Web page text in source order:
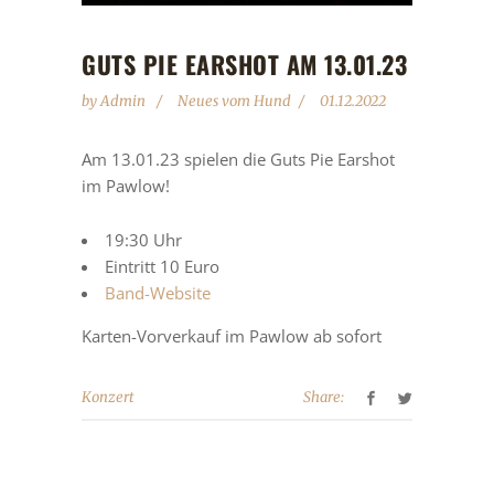
GUTS PIE EARSHOT AM 13.01.23
byAdmin Neues vom Hund 01.12.2022
Am 13.01.23 spielen die Guts Pie Earshot
im Pawlow!
19:30 Uhr
Eintritt 10 Euro
Band-Website
Karten-Vorverkauf im Pawlow ab sofort
Konzert Share: